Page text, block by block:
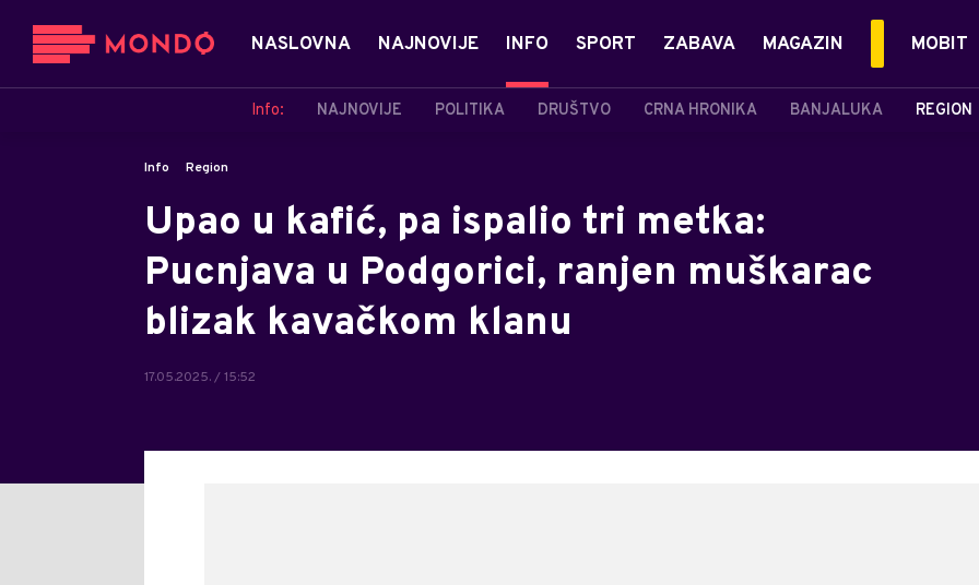
NASLOVNA NAJNOVIJE INFO
Info: NAJNOVIJE POLITIKA DRUŠTVO CRNA HRONIKA BANJALUKA REGION
SPORT ZABAVA MAGAZIN MOBIT
Info Region
Upao u kafić, pa ispalio tri metka:
Pucnjava u Podgorici, ranjen muškarac
blizak kavačkom klanu
17.05.2025. / 15:52